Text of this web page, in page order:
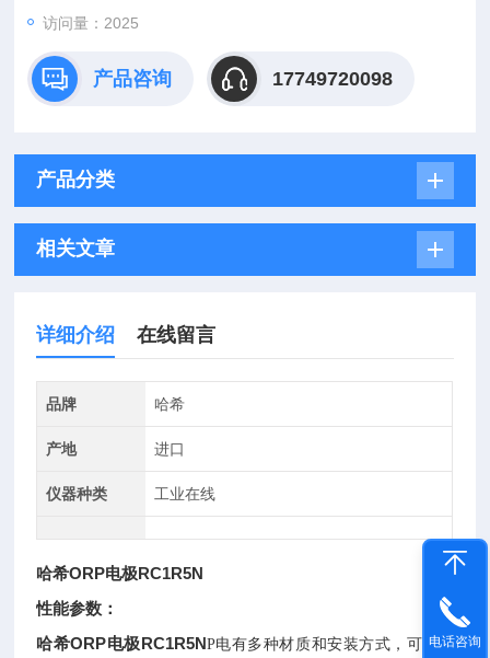
访问量：2025
产品咨询 17749720098
产品分类
相关文章
详细介绍 在线留言
品牌 哈希
产地 进口
仪器种类 工业在线
哈希ORP电极RC1R5N
性能参数：
哈希ORP电极RC1R5NP电有多种材质和安装方式，可应用电话咨询